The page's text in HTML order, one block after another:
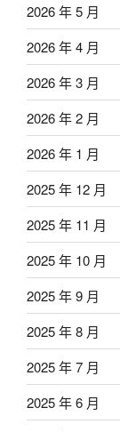
2026 年 5 月
2026 年 4 月
2026 年 3 月
2026 年 2 月
2026 年 1 月
2025 年 12 月
2025 年 11 月
2025 年 10 月
2025 年 9 月
2025 年 8 月
2025 年 7 月
2025 年 6 月